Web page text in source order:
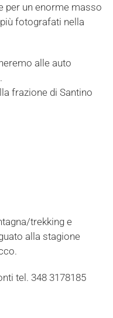
per un enorme masso
fotografati nella
alle auto
frazione di Santino
trekking e
alla stagione
tel. 348 3178185